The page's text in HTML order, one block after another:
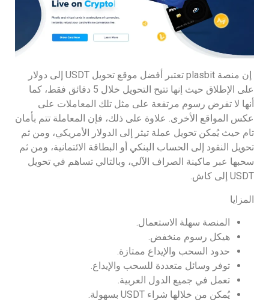
إن منصة plasbit تعتبر أفضل موقع تحويل USDT إلى دولار
على الإطلاق حيث إنها تتيح التحويل خلال 5 دقائق فقط، كما
أنها لا تفرض رسوم مرتفعة على مثل تلك المعاملات على
عكس المواقع الأخرى. علاوة على ذلك، فإن المعاملة تتم بأمان
تام حيث يُمكن تحويل عملة تيثر إلى الدولار الأمريكي، ومن ثم
تحويل النقود إلى الحساب البنكي أو البطاقة الائتمانية، ومن ثم
سحبها عبر ماكينة الصراف الآلي، وبالتالي تساهم في تحويل
USDT إلى كاش.
المزايا
المنصة سهلة الاستعمال.
هيكل رسوم منخفض.
حدود السحب والإيداع ممتازة.
توفر وسائل متعددة للسحب والإيداع.
تعمل في جميع الدول العربية.
يُمكن من خلالها شراء USDT بسهولة.